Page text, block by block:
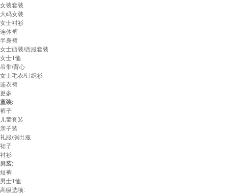
女装套装
大码女装
女士衬衫
连体裤
半身裙
女士西装/西服套装
女士T恤
吊带/背心
女士毛衣/针织衫
连衣裙
更多
童装:
裤子
儿童套装
亲子装
礼服/演出服
裙子
衬衫
男装:
短裤
男士T恤
高级选项: